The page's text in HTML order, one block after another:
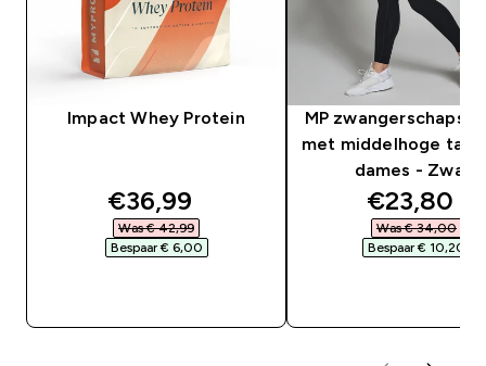
Impact Whey Protein
discounted price
€36,99‎
Was € 42,99‎
Bespaar € 6,00‎
MP
met middelhoge
dames - Zwart
€23,80‎
Was € 34,00‎
Bespaar € 10,20‎